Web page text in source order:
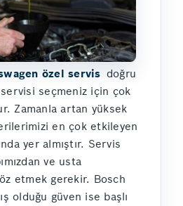
özel servis doğru
seçmeniz için çok
Zamanla artan yüksek
en çok etkileyen
yer almıştır. Servis
ve usta
etmek gerekir. Bosch
olduğu güven ise başlı